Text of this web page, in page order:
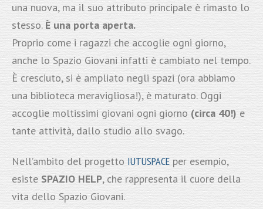
una nuova, ma il suo attributo principale è rimasto lo
stesso. È una porta aperta.
Proprio come i ragazzi che accoglie ogni giorno,
anche lo Spazio Giovani infatti è cambiato nel tempo.
È cresciuto, si è ampliato negli spazi (ora abbiamo
una biblioteca meravigliosa!), è maturato. Oggi
accoglie moltissimi giovani ogni giorno (circa 40!) e
tante attività, dallo studio allo svago.
Nell’ambito del progetto IUTUSPACEper esempio,
esiste SPAZIO HELP, che rappresenta il cuore della
vita dello Spazio Giovani.